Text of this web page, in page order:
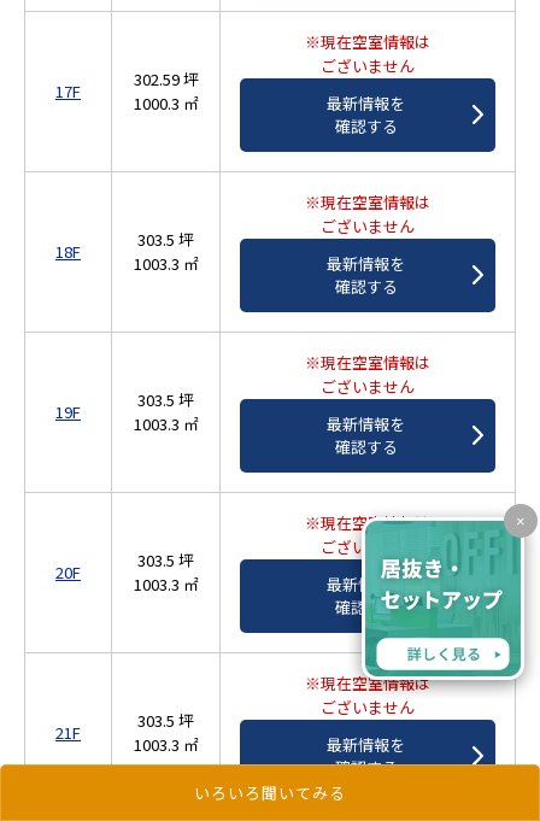
いろいろ聞いてみる
×
17F
302.59 坪
1000.3 ㎡
※現在空室情報は
ございません
最新情報を
確認する
18F
303.5 坪
1003.3 ㎡
※現在空室情報は
ございません
最新情報を
確認する
19F
303.5 坪
1003.3 ㎡
※現在空室情報は
ございません
最新情報を
確認する
20F
303.5 坪
1003.3 ㎡
※現在空室情報は
ございません
最新情報を
確認する
21F
303.5 坪
1003.3 ㎡
※現在空室情報は
ございません
最新情報を
確認する